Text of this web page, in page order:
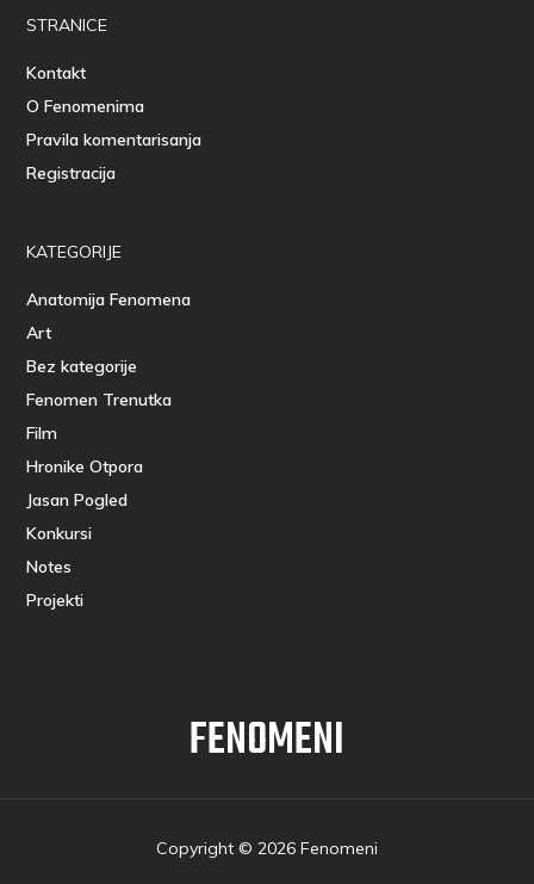
STRANICE
Kontakt
O Fenomenima
Pravila komentarisanja
Registracija
KATEGORIJE
Anatomija Fenomena
Art
Bez kategorije
Fenomen Trenutka
Film
Hronike Otpora
Jasan Pogled
Konkursi
Notes
Projekti
FENOMENI
Copyright © 2026 Fenomeni